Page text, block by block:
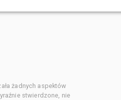
żadnych aspektów
stwierdzone, nie